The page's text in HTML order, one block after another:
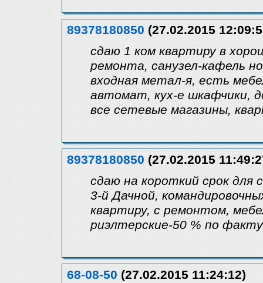
89378180850 (27.02.2015
сдаю 1 ком квартиру в
ремонта, санузел-кафель
входная метал-я, есть
автомат, кух-е шкафчики,
все сетевые магазины,
89378180850 (27.02.2015
сдаю на короткий срок для
3-й Дачной,
квартиру, с ремонтом,
риэлтерские-50 % по
68-08-50 (27.02.2015 11:24:12)